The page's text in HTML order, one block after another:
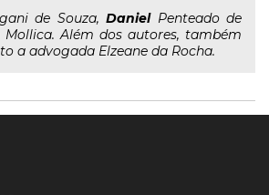
de Souza,DanielPenteado de
Mollica. Além dos autores, também
a advogada Elzeane da Rocha.